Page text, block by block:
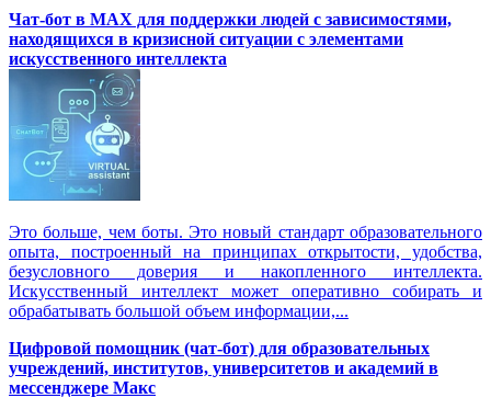
Чат-бот в MAX для поддержки людей с зависимостями,
находящихся в кризисной ситуации с элементами
искусственного интеллекта
Это больше, чем боты. Это новый стандарт образовательного
опыта, построенный на принципах открытости, удобства,
безусловного доверия и накопленного интеллекта.
Искусственный интеллект может оперативно собирать и
обрабатывать большой объем информации,...
Цифровой помощник (чат-бот) для образовательных
учреждений, институтов, университетов и академий в
мессенджере Макс